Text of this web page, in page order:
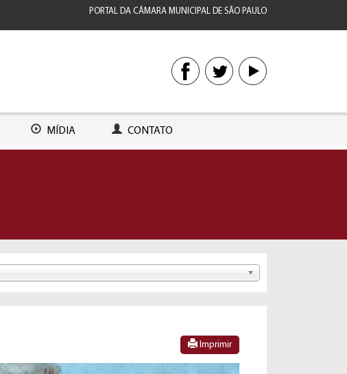
PORTAL DA CÂMARA MUNICIPAL DE SÃO PAULO
MÍDIA CONTATO
Imprimir